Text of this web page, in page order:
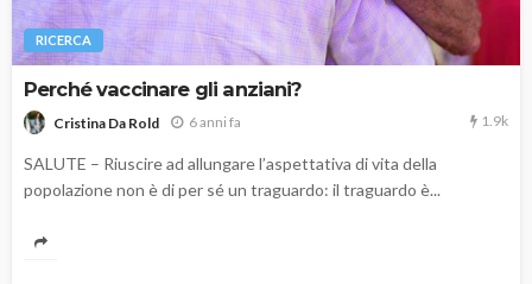
RICERCA
Perché vaccinare gli anziani?
Cristina Da Rold 6 anni fa 1.9k
SALUTE – Riuscire ad allungare l’aspettativa di vita della
popolazione non è di per sé un traguardo: il traguardo è...